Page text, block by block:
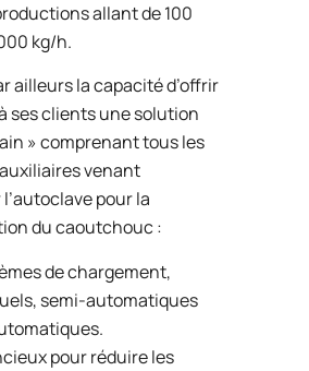
allant de 100
kg/h.
ailleurs la capacité d’offrir
ses clients une solution
» comprenant tous les
venant
pour la
du caoutchouc :
de chargement,
semi-automatiques
pour réduire les